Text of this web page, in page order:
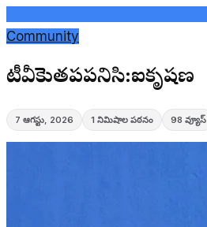
Community
సీసీటీవీకెెుతపపనిసి:సీఐకృషణ
7 ఆగస్టు, 2026 1 నిమిషాల పఠనం 98 వ్యూస్